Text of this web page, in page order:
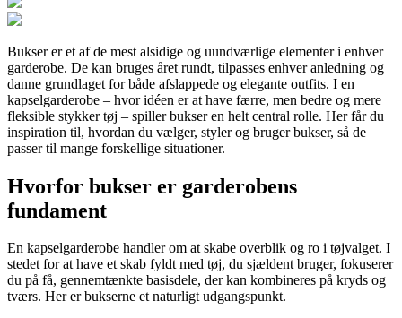
Bukser er et af de mest alsidige og uundværlige elementer i enhver
garderobe. De kan bruges året rundt, tilpasses enhver anledning og
danne grundlaget for både afslappede og elegante outfits. I en
kapselgarderobe – hvor idéen er at have færre, men bedre og mere
fleksible stykker tøj – spiller bukser en helt central rolle. Her får du
inspiration til, hvordan du vælger, styler og bruger bukser, så de
passer til mange forskellige situationer.
Hvorfor bukser er garderobens
fundament
En kapselgarderobe handler om at skabe overblik og ro i tøjvalget. I
stedet for at have et skab fyldt med tøj, du sjældent bruger, fokuserer
du på få, gennemtænkte basisdele, der kan kombineres på kryds og
tværs. Her er bukserne et naturligt udgangspunkt.